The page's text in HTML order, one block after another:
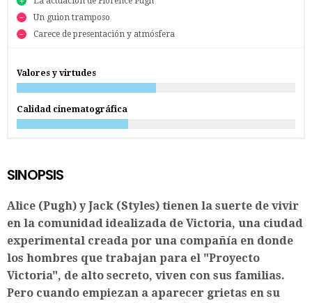
Un guion tramposo
Carece de presentación y atmósfera
Valores y virtudes
Calidad cinematográfica
SINOPSIS
Alice (Pugh) y Jack (Styles) tienen la suerte de vivir
en la comunidad idealizada de Victoria, una ciudad
experimental creada por una compañía en donde
los hombres que trabajan para el "Proyecto
Victoria", de alto secreto, viven con sus familias.
Pero cuando empiezan a aparecer grietas en su